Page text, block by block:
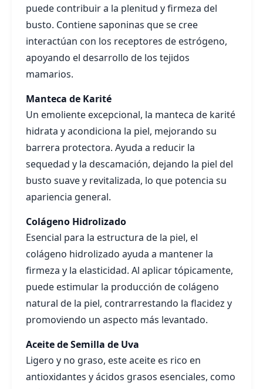
puede contribuir a la plenitud y firmeza del
busto. Contiene saponinas que se cree
interactúan con los receptores de estrógeno,
apoyando el desarrollo de los tejidos
mamarios.
Manteca de Karité
Un emoliente excepcional, la manteca de karité
hidrata y acondiciona la piel, mejorando su
barrera protectora. Ayuda a reducir la
sequedad y la descamación, dejando la piel del
busto suave y revitalizada, lo que potencia su
apariencia general.
Colágeno Hidrolizado
Esencial para la estructura de la piel, el
colágeno hidrolizado ayuda a mantener la
firmeza y la elasticidad. Al aplicar tópicamente,
puede estimular la producción de colágeno
natural de la piel, contrarrestando la flacidez y
promoviendo un aspecto más levantado.
Aceite de Semilla de Uva
Ligero y no graso, este aceite es rico en
antioxidantes y ácidos grasos esenciales, como